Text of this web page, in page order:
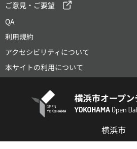
ご意見・ご要望
QA
利用規約
アクセシビリティについて
本サイトの利用について
横浜市